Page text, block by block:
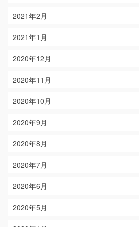
2021年2月
2021年1月
2020年12月
2020年11月
2020年10月
2020年9月
2020年8月
2020年7月
2020年6月
2020年5月